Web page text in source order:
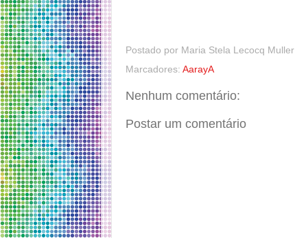
Postado por Maria Stela Lecocq Muller
Marcadores: AarayA
Nenhum comentário:
Postar um comentário